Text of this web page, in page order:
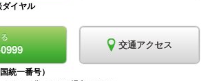
ダイヤル
交通アクセス
統一番号）